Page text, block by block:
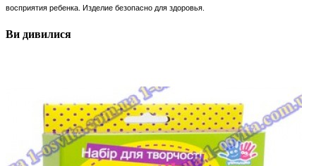
восприятия ребенка. Изделие безопасно для здоровья.
Ви дивилися